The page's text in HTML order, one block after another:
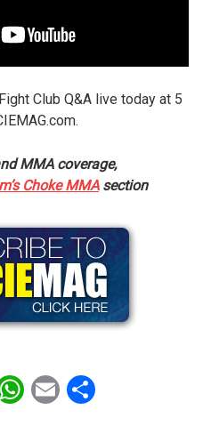
Club Q&A live today at 5
MMA coverage,
Choke MMAsection
WhatsApp
EmailShare